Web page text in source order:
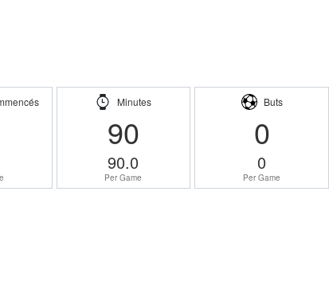
Minutes
90
90.0
Per Game
Buts
0
0
Per Game